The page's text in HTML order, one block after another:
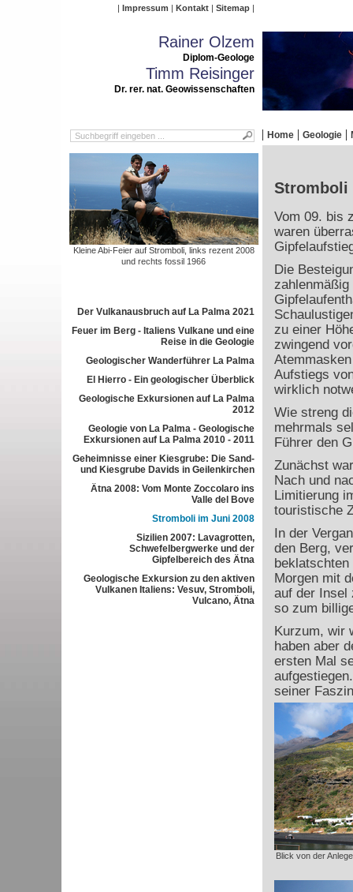
Impressum Kontakt Sitemap
Rainer Olzem
Diplom-Geologe
Timm Reisinger
Dr. rer. nat. Geowissenschaften
Home Geologie
Kleine Abi-Feier auf Stromboli, links rezent 2008
und rechts fossil 1966
Der Vulkanausbruch auf La Palma 2021
Feuer im Berg - Italiens Vulkane und eine
Reise in die Geologie
Geologischer Wanderführer La Palma
El Hierro - Ein geologischer Überblick
Geologische Exkursionen auf La Palma
2012
Geologie von La Palma - Geologische
Exkursionen auf La Palma 2010 - 2011
Geheimnisse einer Kiesgrube: Die Sand-
und Kiesgrube Davids in Geilenkirchen
Ätna 2008: Vom Monte Zoccolaro ins
Valle del Bove
Stromboli im Juni 2008
Sizilien 2007: Lavagrotten,
Schwefelbergwerke und der
Gipfelbereich des Ätna
Geologische Exkursion zu den aktiven
Vulkanen Italiens: Vesuv, Stromboli,
Vulcano, Ätna
Stromboli
Vom 09. bis
waren
Die
zu einer
zwingend
Aufstiegs
wirklich
Wie streng
mehrmals
Führer den
Zunächst
Nach und
Limitierung
touristische
In der
den Berg,
beklatschten
Morgen mit
auf der Insel
so zum
Kurzum, wir
haben aber
ersten Mal
seiner
Blick von der